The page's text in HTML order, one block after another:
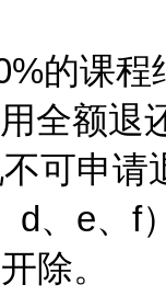
课程
全额退
可申请
e、f
除。